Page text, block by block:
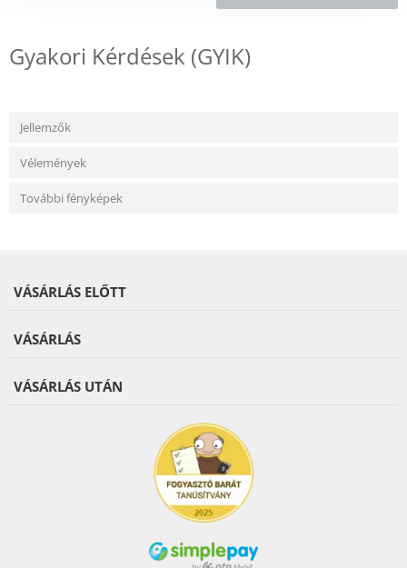
Gyakori Kérdések (GYIK)
Jellemzők
Vélemények
További fényképek
VÁSÁRLÁS ELŐTT
VÁSÁRLÁS
VÁSÁRLÁS UTÁN